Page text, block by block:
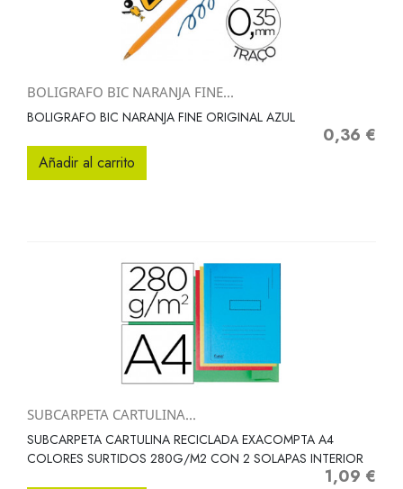
BOLIGRAFO BIC NARANJA FINE...
BOLIGRAFO BIC NARANJA FINE ORIGINAL AZUL
Precio
0,36 €
Añadir al carrito
SUBCARPETA CARTULINA...
SUBCARPETA CARTULINA RECICLADA EXACOMPTA A4
COLORES SURTIDOS 280G/M2 CON 2 SOLAPAS INTERIOR
Precio
1,09 €